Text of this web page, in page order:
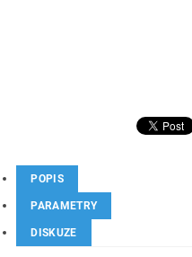
POPIS
PARAMETRY
DISKUZE